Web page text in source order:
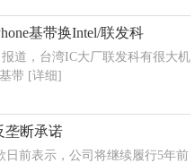
基带换Intel/联发科
道，台湾IC大厂联发科有很大机
带 [详细]
垄断承诺
日前表示，公司将继续履行5年前